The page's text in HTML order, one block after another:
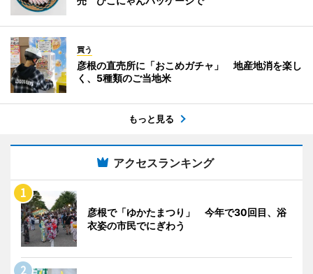
買う
彦根の直売所に「おこめガチャ」 地産地消を楽し
く、5種類のご当地米
もっと見る
アクセスランキング
彦根で「ゆかたまつり」 今年で30回目、浴
衣姿の市民でにぎわう